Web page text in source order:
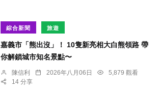
綜合新聞 旅遊
嘉義市「熊出沒」！ 10隻新亮相大白熊領路 帶
你解鎖城市知名景點〜
陳信利 2026年八月06日
5,879 觀看
14 分享